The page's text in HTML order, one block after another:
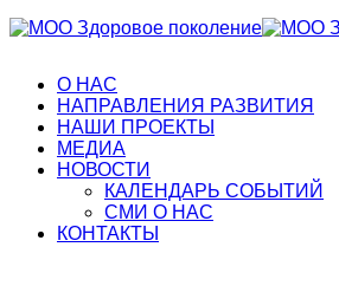
О НАС
НАПРАВЛЕНИЯ РАЗВИТИЯ
НАШИ ПРОЕКТЫ
МЕДИА
НОВОСТИ
КАЛЕНДАРЬ СОБЫТИЙ
СМИ О НАС
КОНТАКТЫ